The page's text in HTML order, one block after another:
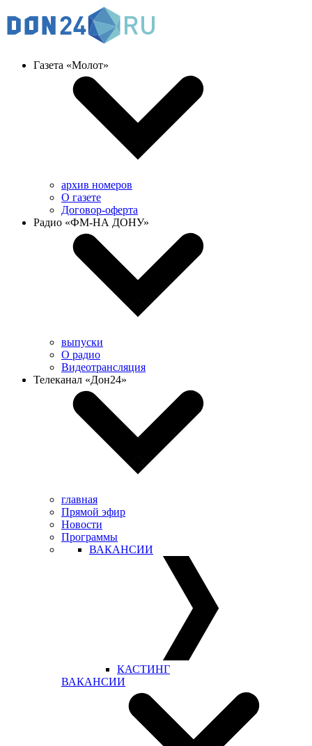
Газета «Молот»
архив номеров
О газете
Договор-оферта
Радио «ФМ-НА ДОНУ»
выпуски
О радио
Видеотрансляция
Телеканал «Дон24»
главная
Прямой эфир
Новости
Программы
ВАКАНСИИ
КАСТИНГ
ВАКАНСИИ